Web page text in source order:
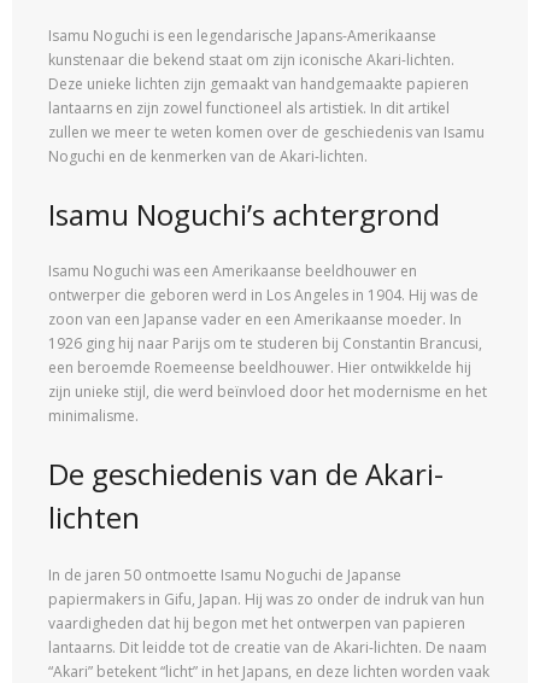
Isamu Noguchi is een legendarische Japans-Amerikaanse
kunstenaar die bekend staat om zijn iconische Akari-lichten.
Deze unieke lichten zijn gemaakt van handgemaakte papieren
lantaarns en zijn zowel functioneel als artistiek. In dit artikel
zullen we meer te weten komen over de geschiedenis van Isamu
Noguchi en de kenmerken van de Akari-lichten.
Isamu Noguchi’s achtergrond
Isamu Noguchi was een Amerikaanse beeldhouwer en
ontwerper die geboren werd in Los Angeles in 1904. Hij was de
zoon van een Japanse vader en een Amerikaanse moeder. In
1926 ging hij naar Parijs om te studeren bij Constantin Brancusi,
een beroemde Roemeense beeldhouwer. Hier ontwikkelde hij
zijn unieke stijl, die werd beïnvloed door het modernisme en het
minimalisme.
De geschiedenis van de Akari-
lichten
In de jaren 50 ontmoette Isamu Noguchi de Japanse
papiermakers in Gifu, Japan. Hij was zo onder de indruk van hun
vaardigheden dat hij begon met het ontwerpen van papieren
lantaarns. Dit leidde tot de creatie van de Akari-lichten. De naam
“Akari” betekent “licht” in het Japans, en deze lichten worden vaak